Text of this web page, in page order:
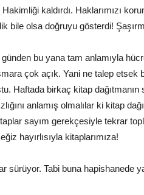
kaldırdı. Haklarımızı
bile olsa doğruyu gösterdi!
bu yana tam anlamıyla
çok açık. Yani ne talep etsek
Haftada birkaç kitap dağıtmanın
anlamış olmalılar ki kitap
sayım gerekçesiyle tekrar
hayırlısıyla kitaplarımıza!
sürüyor. Tabi buna hapishanede